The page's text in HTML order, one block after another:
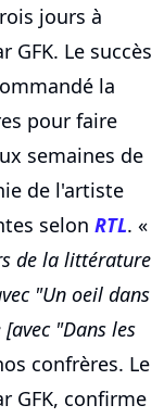
jours à
Le succès
la
pour faire
semaines de
de l'artiste
selon RTL. «
de la littérature
"Un oeil dans
"Dans les
confrères. Le
GFK, confirme